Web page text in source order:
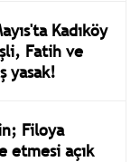
Kadıköy
Fatih ve
yasak!
Filoya
etmesi açık